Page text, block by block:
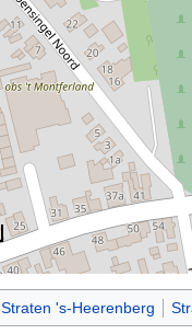
Straten 's-Heerenberg